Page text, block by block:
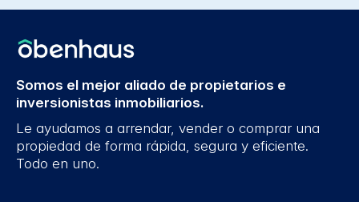
Somos el mejor aliado de propietarios e
inversionistas inmobiliarios.
Le ayudamos a arrendar, vender o comprar una
propiedad de forma rápida, segura y eficiente.
Todo en uno.